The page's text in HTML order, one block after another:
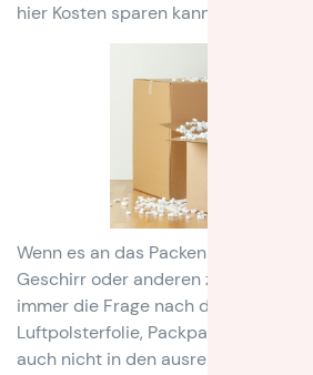
hier Kosten sparen kannst.
Wenn es an das Packen der Kartons
Geschirr oder anderen
immer die Frage nach dem
Luftpolsterfolie, Packpapier etc. hat
auch nicht in den ausreichenden